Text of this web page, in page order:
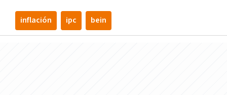
inflación ipc bein